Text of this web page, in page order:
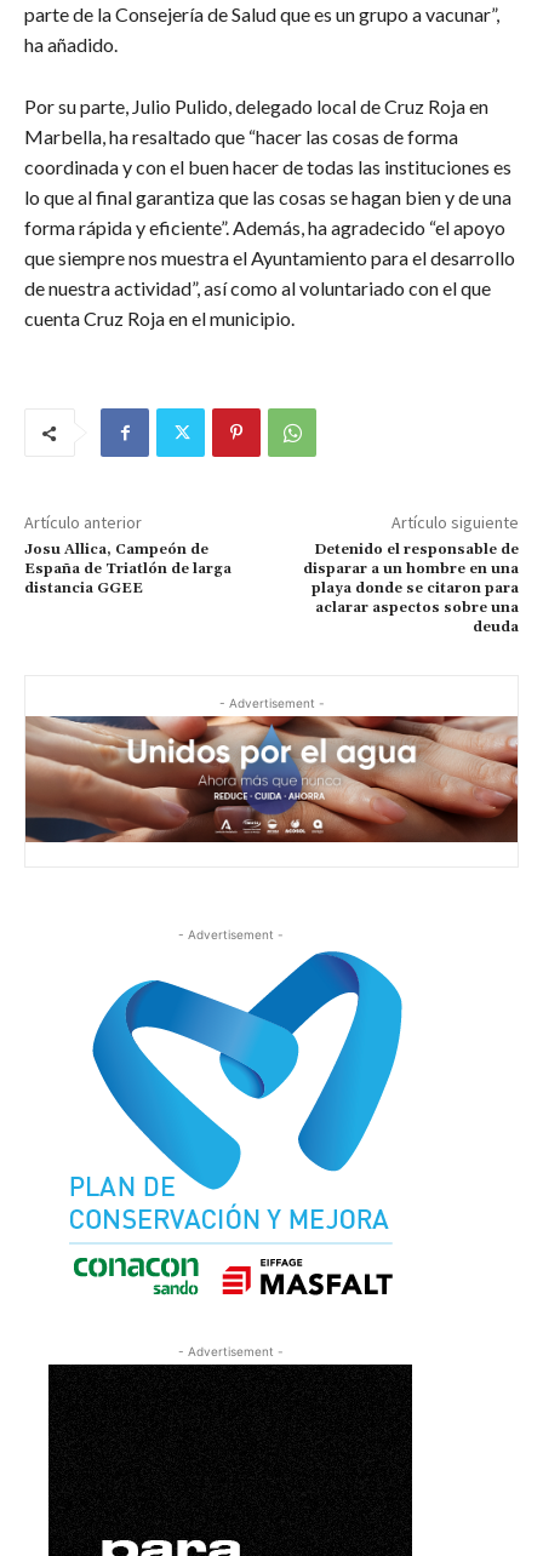
parte de la Consejería de Salud que es un grupo a vacunar”,
ha añadido.
Por su parte, Julio Pulido, delegado local de Cruz Roja en
Marbella, ha resaltado que “hacer las cosas de forma
coordinada y con el buen hacer de todas las instituciones es
lo que al final garantiza que las cosas se hagan bien y de una
forma rápida y eficiente”. Además, ha agradecido “el apoyo
que siempre nos muestra el Ayuntamiento para el desarrollo
de nuestra actividad”, así como al voluntariado con el que
cuenta Cruz Roja en el municipio.
Artículo anterior
Josu Allica, Campeón de
España de Triatlón de larga
distancia GGEE
Artículo siguiente
Detenido el responsable de
disparar a un hombre en una
playa donde se citaron para
aclarar aspectos sobre una
deuda
- Advertisement -
- Advertisement -
- Advertisement -